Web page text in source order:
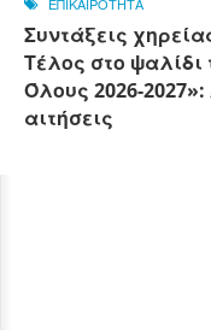
ΕΠΙΚΑΙΡΟΤΗΤΑ
Συντάξεις
Τέλος στο ψαλίδι
Όλους 2026-
αιτήσεις